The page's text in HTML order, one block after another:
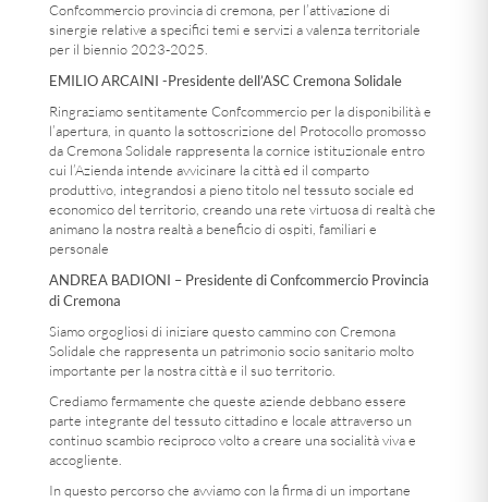
Confcommercio provincia di cremona, per l’attivazione di
sinergie relative a specifici temi e servizi a valenza territoriale
per il biennio 2023-2025.
EMILIO ARCAINI -Presidente dell’ASC Cremona Solidale
Ringraziamo sentitamente Confcommercio per la disponibilità e
l’apertura, in quanto la sottoscrizione del Protocollo promosso
da Cremona Solidale rappresenta la cornice istituzionale entro
cui l’Azienda intende avvicinare la città ed il comparto
produttivo, integrandosi a pieno titolo nel tessuto sociale ed
economico del territorio, creando una rete virtuosa di realtà che
animano la nostra realtà a beneficio di ospiti, familiari e
personale
ANDREA BADIONI – Presidente di Confcommercio Provincia
di Cremona
Siamo orgogliosi di iniziare questo cammino con Cremona
Solidale che rappresenta un patrimonio socio sanitario molto
importante per la nostra città e il suo territorio.
Crediamo fermamente che queste aziende debbano essere
parte integrante del tessuto cittadino e locale attraverso un
continuo scambio reciproco volto a creare una socialità viva e
accogliente.
In questo percorso che avviamo con la firma di un importane